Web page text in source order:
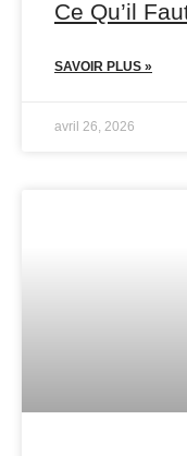
Ce Qu’il
SAVOIR PLUS »
avril 26, 2026